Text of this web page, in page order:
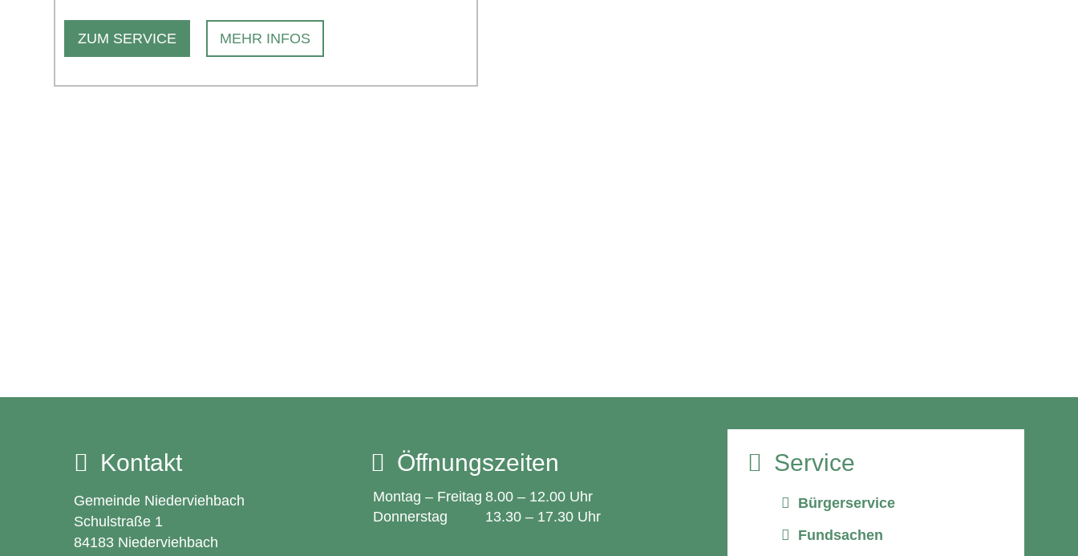
ZUM SERVICE MEHR INFOS
Kontakt
Gemeinde Niederviehbach
Schulstraße 1
84183 Niederviehbach
Öffnungszeiten
Montag – Freitag 8.00 – 12.00 Uhr
Donnerstag
13.30 – 17.30 Uhr
Service
Bürgerservice
Fundsachen